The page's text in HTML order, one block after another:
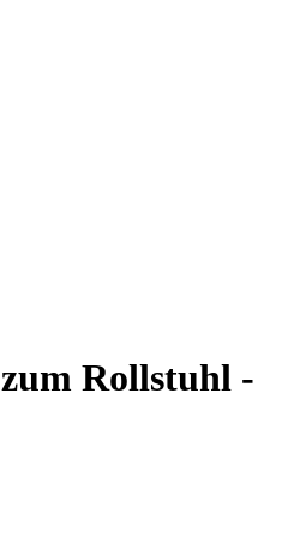
Rollstuhl -